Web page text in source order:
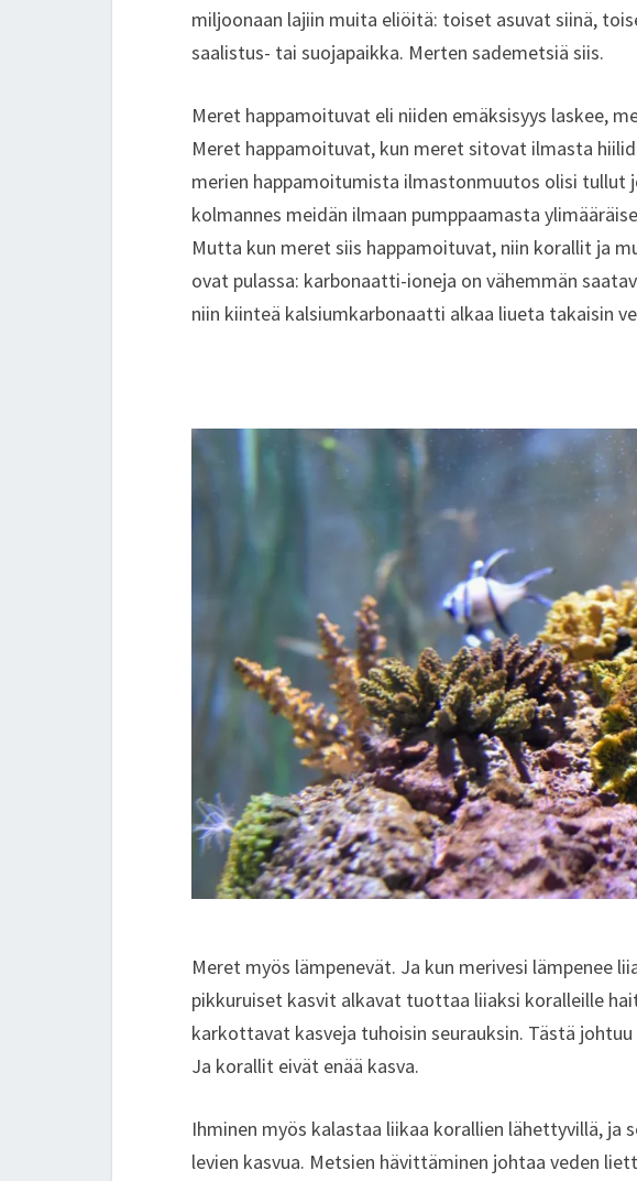
miljoonaan lajiin muita eliöitä: toiset asuvat siinä,
saalistus- tai suojapaikka. Merten sademetsiä siis.
Meret happamoituvat eli niiden emäksisyys laskee,
Meret happamoituvat, kun meret sitovat ilmasta
merien happamoitumista ilmastonmuutos olisi tullut
kolmannes meidän ilmaan pumppaamasta
Mutta kun meret siis happamoituvat, niin korallit ja
ovat pulassa: karbonaatti-ioneja on vähemmän
niin kiinteä kalsiumkarbonaatti alkaa liueta takaisin
Meret myös lämpenevät. Ja kun merivesi lämpenee
pikkuruiset kasvit alkavat tuottaa liiaksi koralleille
karkottavat kasveja tuhoisin seurauksin. Tästä
Ja korallit eivät enää kasva.
Ihminen myös kalastaa liikaa korallien lähettyvillä, ja
levien kasvua. Metsien hävittäminen johtaa veden